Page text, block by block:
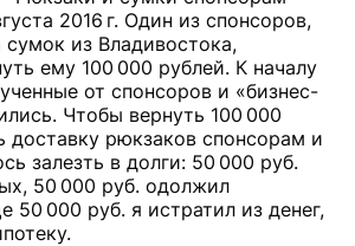
2016 г. Один из спонсоров,
сумок из Владивостока,
ему 100 000 рублей. К началу
от спонсоров и «бизнес-
Чтобы вернуть 100 000
доставку рюкзаков спонсорам и
залезть в долги: 50 000 руб.
50 000 руб. одолжил
50 000 руб. я истратил из денег,